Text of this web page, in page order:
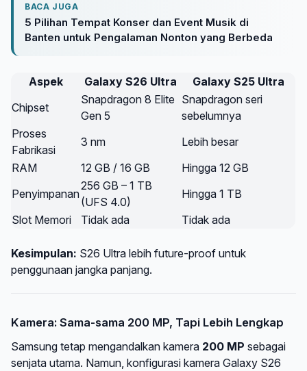
BACA JUGA
5 Pilihan Tempat Konser dan Event Musik di
Banten untuk Pengalaman Nonton yang Berbeda
Aspek Galaxy S26 Ultra
Galaxy S25 Ultra
Chipset
Snapdragon 8 Elite
Gen 5
Snapdragon seri
sebelumnya
Proses
Fabrikasi
3 nm
Lebih besar
RAM
12 GB / 16 GB
Hingga 12 GB
Penyimpanan
256 GB – 1 TB
(UFS 4.0)
Hingga 1 TB
Slot Memori
Tidak ada Tidak ada
Kesimpulan: S26 Ultra lebih future-proof untuk
penggunaan jangka panjang.
Kamera: Sama-sama 200 MP, Tapi Lebih Lengkap
Samsung tetap mengandalkan kamera 200 MP sebagai
senjata utama. Namun, konfigurasi kamera Galaxy S26